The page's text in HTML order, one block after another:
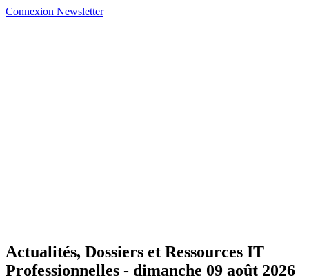
Connexion Newsletter
Actualités, Dossiers et Ressources IT
Professionnelles - dimanche 09 août 2026